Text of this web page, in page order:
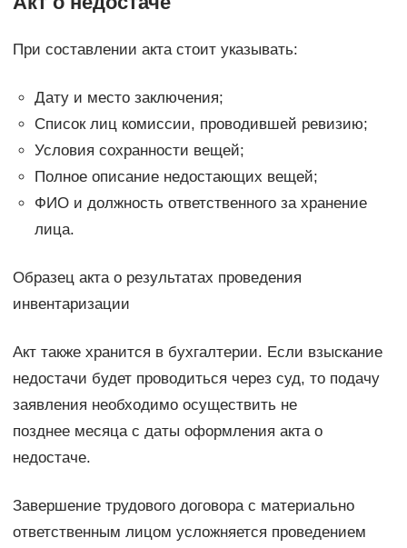
При составлении акта стоит указывать:
Дату и место заключения;
Список лиц комиссии, проводившей ревизию;
Условия сохранности вещей;
Полное описание недостающих вещей;
ФИО и должность ответственного за хранение
лица.
Образец акта о результатах проведения
инвентаризации
Акт также хранится в бухгалтерии. Если взыскание
недостачи будет проводиться через суд, то подачу
заявления необходимо осуществить не
позднее месяца с даты оформления акта о
недостаче.
Завершение трудового договора с материально
ответственным лицом усложняется проведением